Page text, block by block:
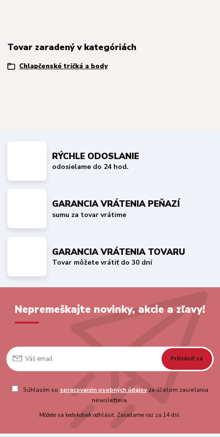
Tovar zaradený v kategóriách
Chlapčenské tričká a body
RÝCHLE ODOSLANIE
odosielame do 24 hod.
GARANCIA VRÁTENIA PEŇAZÍ
sumu za tovar vrátime
GARANCIA VRÁTENIA TOVARU
Tovar môžete vrátiť do 30 dní
Nepremeškajte novinky, akcie a zľavy!
Prihlásiť sa
Súhlasím so spracovaním osobných údajovza účelom zasielania
newslettera.
Môžete sa kedykoľvek odhlásiť. Zasielame raz za 14 dní.